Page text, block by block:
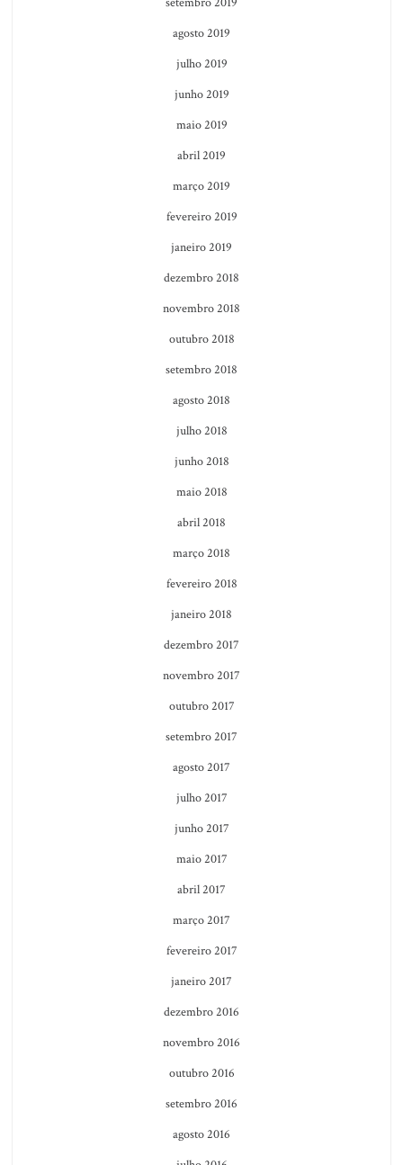
agosto 2019
julho 2019
junho 2019
maio 2019
abril 2019
março 2019
fevereiro 2019
janeiro 2019
dezembro 2018
novembro 2018
outubro 2018
setembro 2018
agosto 2018
julho 2018
junho 2018
maio 2018
abril 2018
março 2018
fevereiro 2018
janeiro 2018
dezembro 2017
novembro 2017
outubro 2017
setembro 2017
agosto 2017
julho 2017
junho 2017
maio 2017
abril 2017
março 2017
fevereiro 2017
janeiro 2017
dezembro 2016
novembro 2016
outubro 2016
setembro 2016
agosto 2016